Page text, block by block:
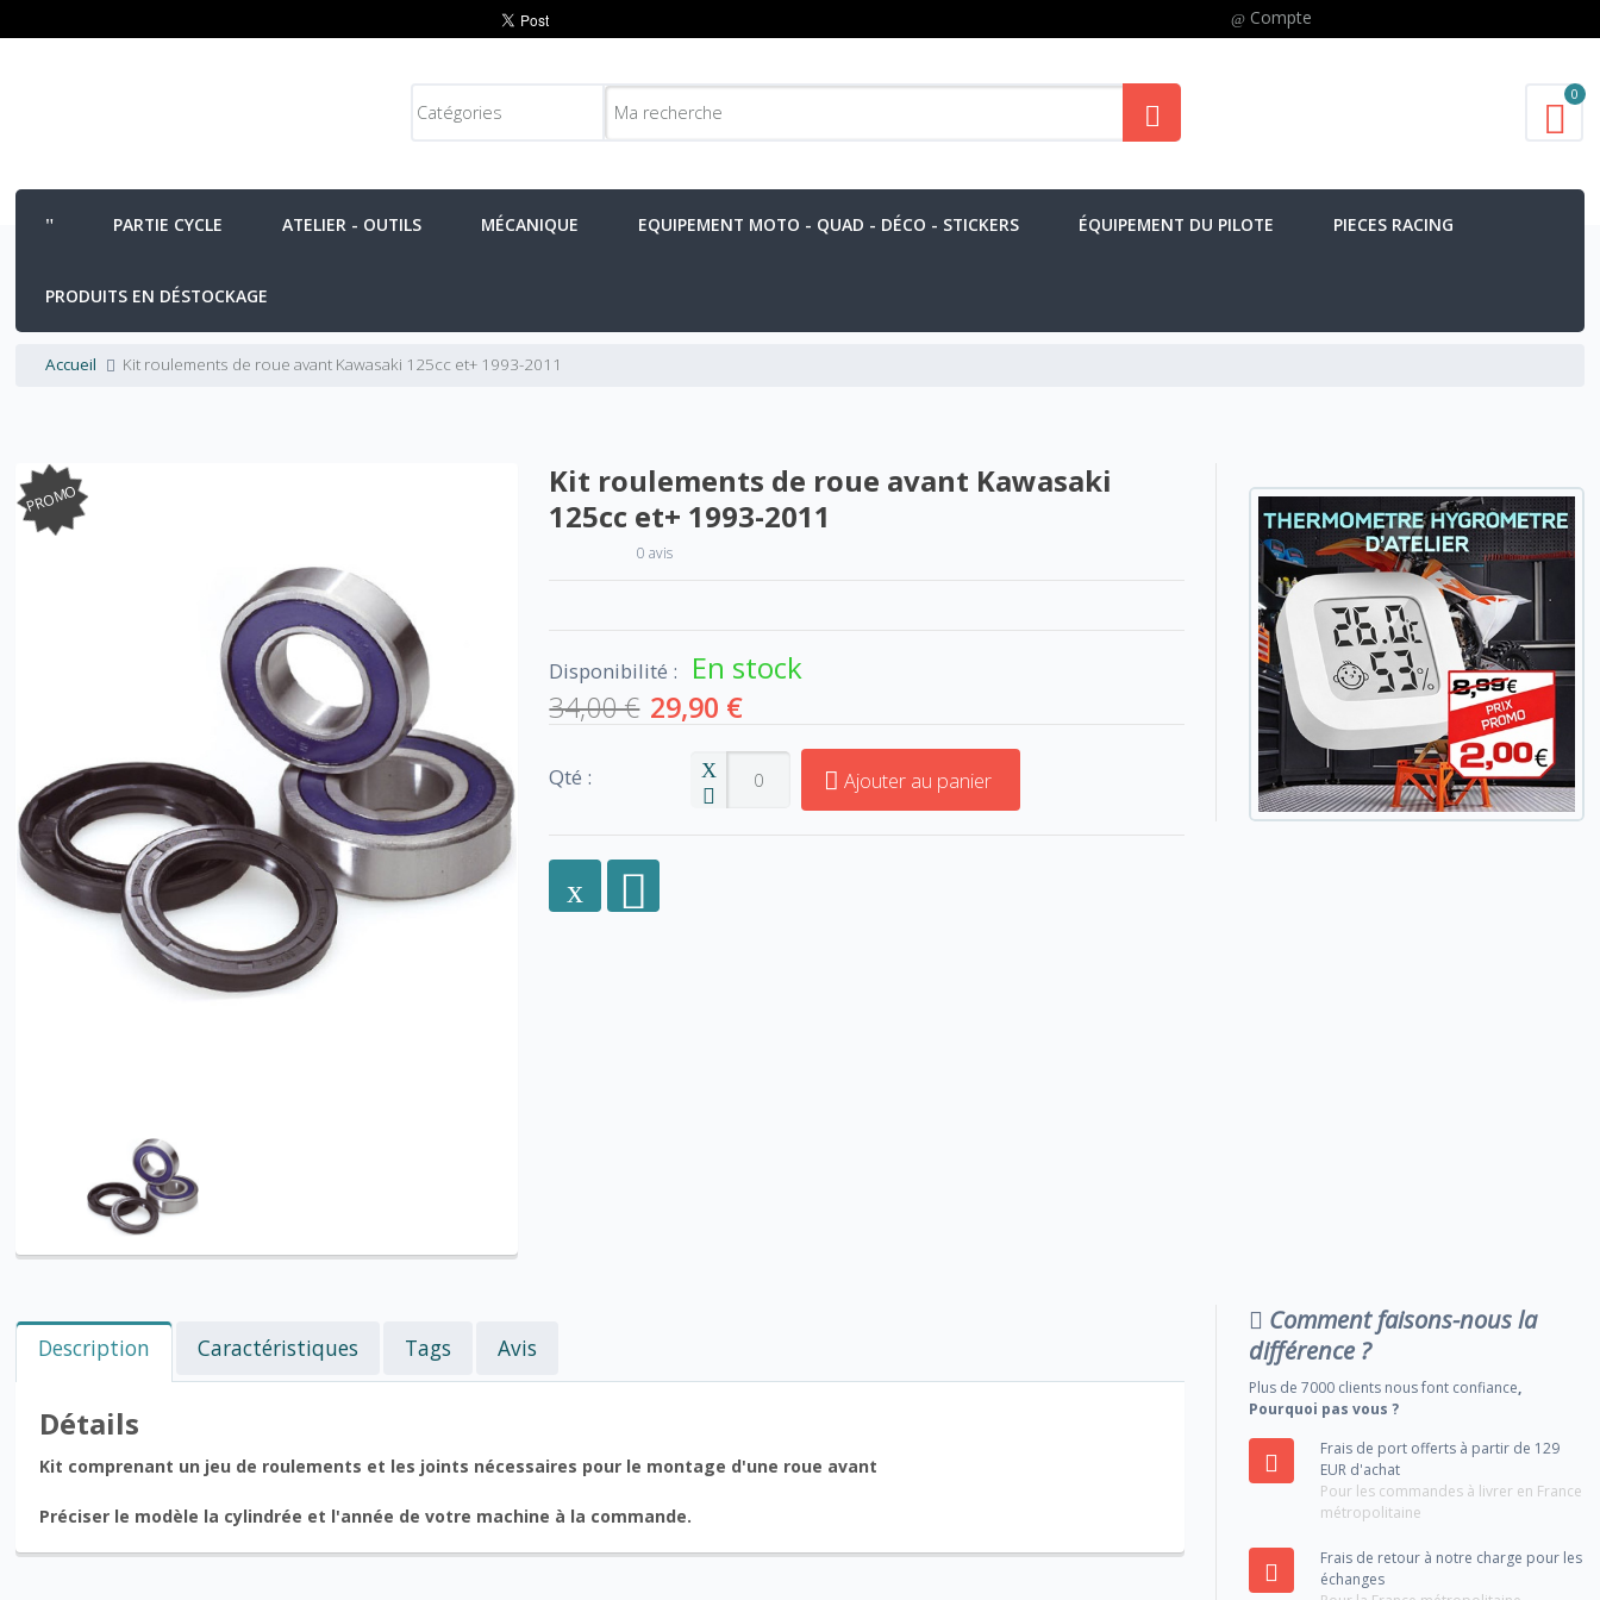
Compte
0
PARTIE CYCLE ATELIER - OUTILS MÉCANIQUE EQUIPEMENT MOTO - QUAD - DÉCO - STICKERS ÉQUIPEMENT DU PILOTE PIECES RACING
PRODUITS EN DÉSTOCKAGE
Accueil Kit roulements de roue avant Kawasaki 125cc et+ 1993-2011
PROMO
Kit roulements de roue avant Kawasaki
125cc et+ 1993-2011
0 avis
Disponibilité : En stock
34,00 € 29,90 €
Qté : Ajouter au panier
Description Caractéristiques Tags Avis
Détails
Kit comprenant un jeu de roulements et les joints nécessaires pour le montage d'une roue avant
Préciser le modèle la cylindrée et l'année de votre machine à la commande.
Comment faisons-nous la
différence ?
Plus de 7000 clients nous font confiance,
Pourquoi pas vous ?
Frais de port offerts à partir de 129
EUR d'achat
Pour les commandes à livrer en France
métropolitaine
Frais de retour à notre charge pour les
échanges